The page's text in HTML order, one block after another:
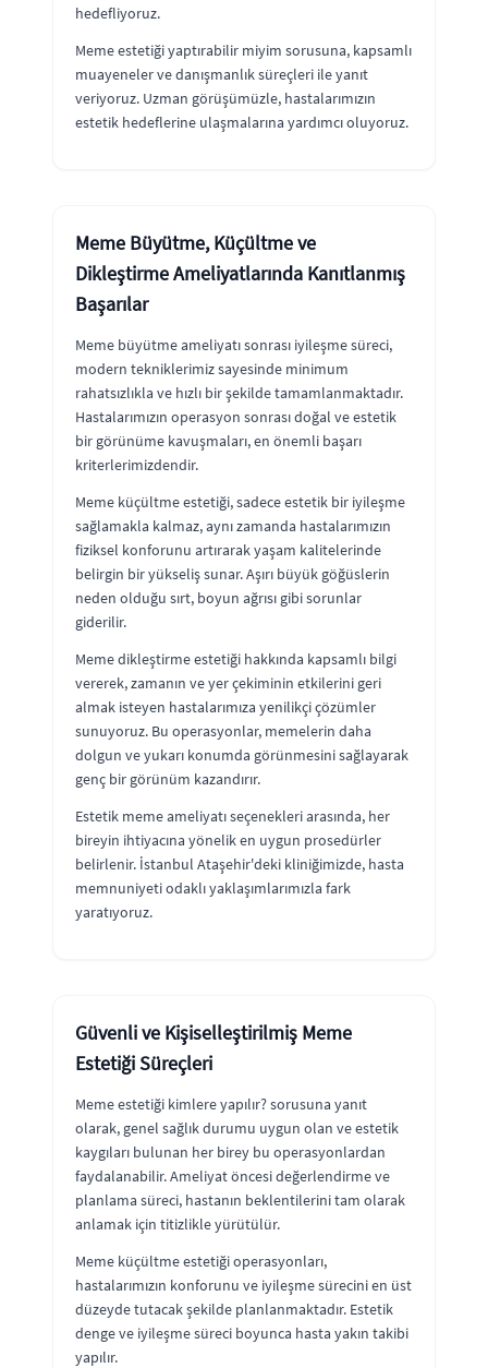
hedefliyoruz.
Meme estetiği yaptırabilir miyim sorusuna, kapsamlı
muayeneler ve danışmanlık süreçleri ile yanıt
veriyoruz. Uzman görüşümüzle, hastalarımızın
estetik hedeflerine ulaşmalarına yardımcı oluyoruz.
Meme Büyütme, Küçültme ve
Dikleştirme Ameliyatlarında Kanıtlanmış
Başarılar
Meme büyütme ameliyatı sonrası iyileşme süreci,
modern tekniklerimiz sayesinde minimum
rahatsızlıkla ve hızlı bir şekilde tamamlanmaktadır.
Hastalarımızın operasyon sonrası doğal ve estetik
bir görünüme kavuşmaları, en önemli başarı
kriterlerimizdendir.
Meme küçültme estetiği, sadece estetik bir iyileşme
sağlamakla kalmaz, aynı zamanda hastalarımızın
fiziksel konforunu artırarak yaşam kalitelerinde
belirgin bir yükseliş sunar. Aşırı büyük göğüslerin
neden olduğu sırt, boyun ağrısı gibi sorunlar
giderilir.
Meme dikleştirme estetiği hakkında kapsamlı bilgi
vererek, zamanın ve yer çekiminin etkilerini geri
almak isteyen hastalarımıza yenilikçi çözümler
sunuyoruz. Bu operasyonlar, memelerin daha
dolgun ve yukarı konumda görünmesini sağlayarak
genç bir görünüm kazandırır.
Estetik meme ameliyatı seçenekleri arasında, her
bireyin ihtiyacına yönelik en uygun prosedürler
belirlenir. İstanbul Ataşehir'deki kliniğimizde, hasta
memnuniyeti odaklı yaklaşımlarımızla fark
yaratıyoruz.
Güvenli ve Kişiselleştirilmiş Meme
Estetiği Süreçleri
Meme estetiği kimlere yapılır? sorusuna yanıt
olarak, genel sağlık durumu uygun olan ve estetik
kaygıları bulunan her birey bu operasyonlardan
faydalanabilir. Ameliyat öncesi değerlendirme ve
planlama süreci, hastanın beklentilerini tam olarak
anlamak için titizlikle yürütülür.
Meme küçültme estetiği operasyonları,
hastalarımızın konforunu ve iyileşme sürecini en üst
düzeyde tutacak şekilde planlanmaktadır. Estetik
denge ve iyileşme süreci boyunca hasta yakın takibi
yapılır.